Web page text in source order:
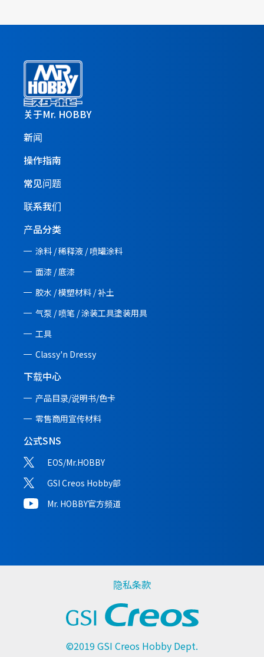
关于Mr. HOBBY
新闻
操作指南
常见问题
联系我们
产品分类
涂料 / 稀释液 / 喷罐涂料
面漆 / 底漆
胶水 / 模塑材料 / 补土
气泵 / 喷笔 / 涂装工具塗装用具
工具
Classy'n Dressy
下载中心
产品目录/说明书/色卡
零售商用宣传材料
公式SNS
EOS/Mr.HOBBY
GSI Creos Hobby部
Mr. HOBBY官方频道
隐私条款
©2019 GSI Creos Hobby Dept.